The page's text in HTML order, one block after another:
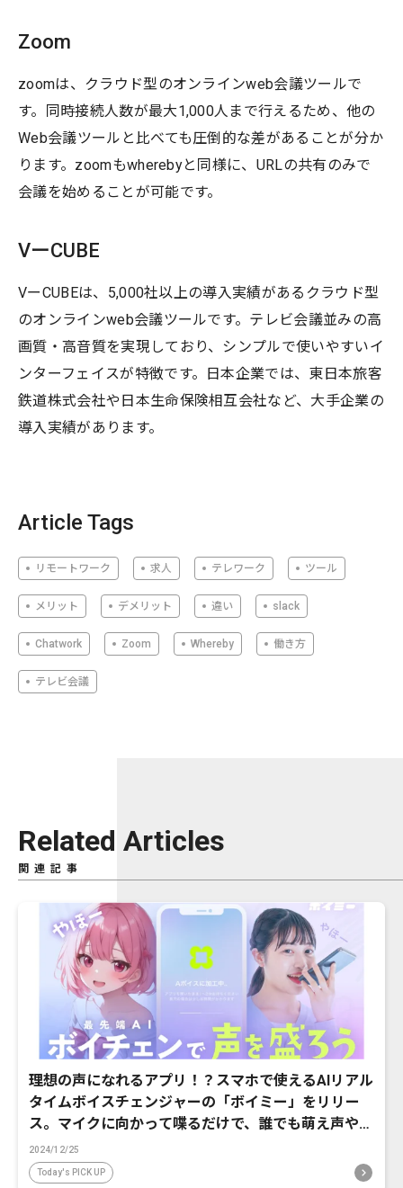
Zoom
zoomは、クラウド型のオンラインweb会議ツールで
す。同時接続人数が最大1,000人まで行えるため、他の
Web会議ツールと比べても圧倒的な差があることが分か
ります。zoomもwherebyと同様に、URLの共有のみで
会議を始めることが可能です。
VーCUBE
VーCUBEは、5,000社以上の導入実績があるクラウド型
のオンラインweb会議ツールです。テレビ会議並みの高
画質・高音質を実現しており、シンプルで使いやすいイ
ンターフェイスが特徴です。日本企業では、東日本旅客
鉄道株式会社や日本生命保険相互会社など、大手企業の
導入実績があります。
Article Tags
リモートワーク 求人 テレワーク ツール
メリット デメリット 違い slack
Chatwork Zoom Whereby 働き方
テレビ会議
Related Articles
関連記事
理想の声になれるアプリ！？スマホで使えるAIリアル
タイムボイスチェンジャーの「ボイミー」をリリー
ス。マイクに向かって喋るだけで、誰でも萌え声やイ
ケボ風に音声変換が可能に。
2024/12/25
Today's PICK UP